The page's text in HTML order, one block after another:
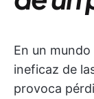
En un
ineficaz de
provoca